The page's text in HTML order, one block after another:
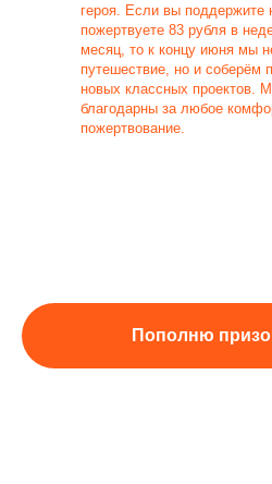
героя. Если вы поддержите
пожертвуете 83 рубля в
месяц, то к концу июня мы
путешествие, но и соберём
новых классных проектов.
благодарны за любое
пожертвование.
Пополню